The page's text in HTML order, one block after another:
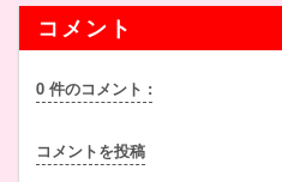
コメント
0 件のコメント :
コメントを投稿